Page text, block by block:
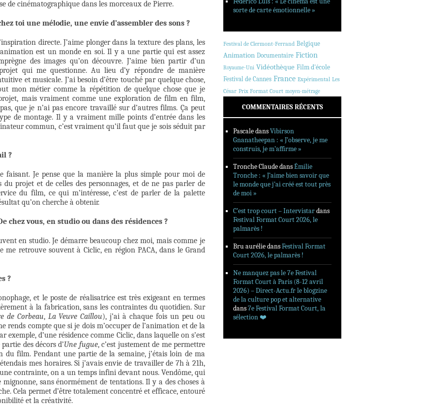
de cinématographique dans les morceaux de Pierre.
toi une mélodie, une envie d’assembler des sons ?
directe. J’aime plonger dans la texture des plans, les
est un monde en soi. Il y a une partie qui est assez
des images qu’on découvre. J’aime bien partir d’un
qui me questionne. Au lieu d’y répondre de manière
et musicale. J’ai besoin d’être touché par quelque chose,
mon métier comme la répétition de quelque chose que je
mais vraiment comme une exploration de film en film,
que je n’ai pas encore travaillé sur d’autres films. Ça peut
de montage. Il y a vraiment mille points d’entrée dans les
commun, c’est vraiment qu’il faut que je sois séduit par
?
Je pense que la manière la plus simple pour moi de
projet et de celles des personnages, et de ne pas parler de
du film, ce qui m’intéresse, c’est de parler de la palette
qu’on cherche à obtenir.
chez vous, en studio ou dans des résidences ?
en studio. Je démarre beaucoup chez moi, mais comme je
retrouve souvent à Ciclic, en région PACA, dans le Grand
?
et le poste de réalisatrice est très exigeant en termes
à la fabrication, sans les contraintes du quotidien. Sur
de Corbeau, La Veuve Caillou), j’ai à chaque fois un peu ou
rends compte que si je dois m’occuper de l’animation et de la
d’une résidence comme Ciclic, dans laquelle on s’est
des décors d’Une fugue, c’est justement de me permettre
du film. Pendant une partie de la semaine, j’étais loin de ma
mes horaires. Si j’avais envie de travailler de 7h à 21h,
contrainte, on a un temps infini devant nous. Vendôme, qui
sans énormément de tentations. Il y a des choses à
Cela permet d’être totalement concentré et efficace, entouré
et la créativité.
sorte de carte émotionnelle »
Festival de Clermont-Ferrand Belgique
Animation Documentaire Fiction
Royaume-Uni Vidéothèque Film d'école
Festival de Cannes France Expérimental Les
César Prix Format Court moyen-métrage
COMMENTAIRES RÉCENTS
PascaledansVibirson
Gnanatheepan : « J’observe, je me
construis, je m’affirme »
Tronche ClaudedansÉmilie
Tronche : « J’aime bien savoir que
le monde que j’ai créé est tout près
de moi »
C’est trop court – Intervistardans
Festival Format Court 2026, le
palmarès !
Bru auréliedansFestival Format
Court 2026, le palmarès !
Ne manquez pas le 7e Festival
Format Court à Paris (8-12 avril
2026) – Direct-Actu.fr le blogzine
de la culture pop et alternative
dans7e Festival Format Court, la
sélection ❤️‍